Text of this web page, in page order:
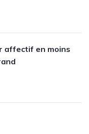
affectif en moins